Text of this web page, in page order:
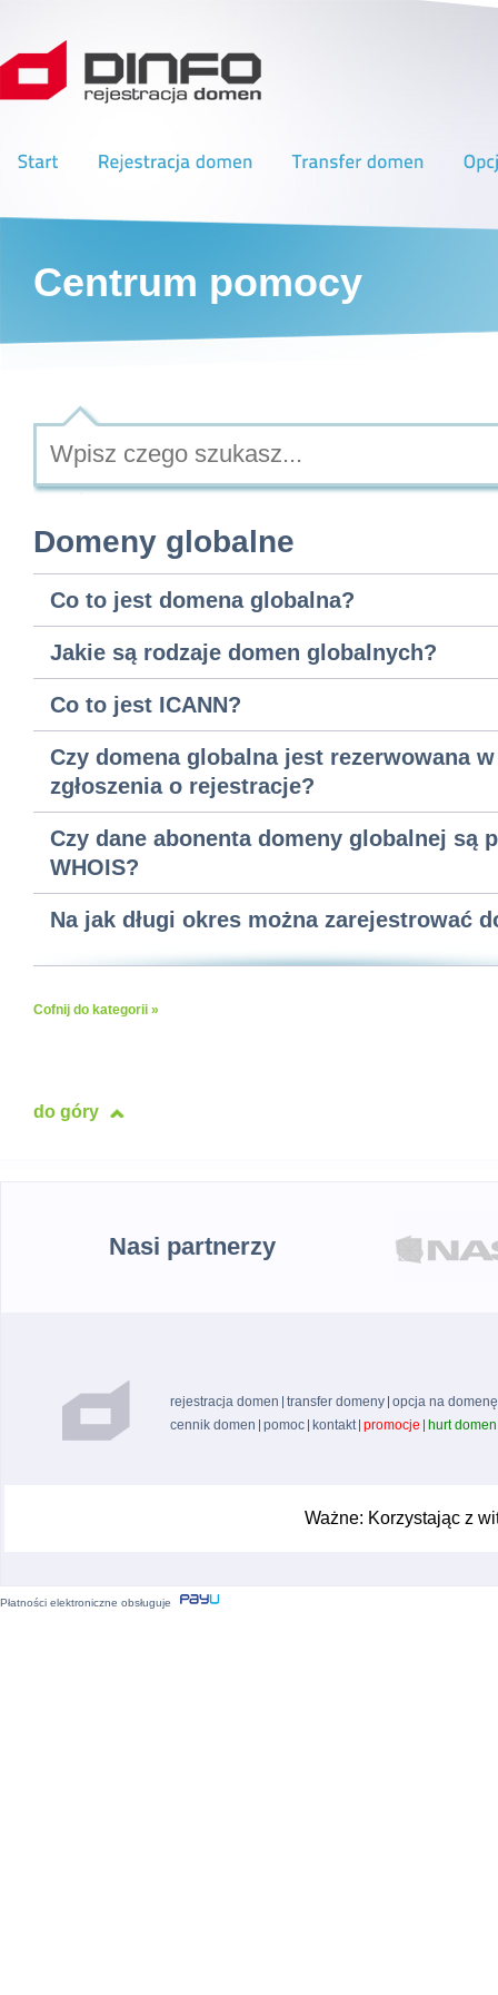
Centrum pomocy
Domeny globalne
Co to jest domena globalna?
Jakie są rodzaje domen globalnych?
Co to jest ICANN?
Czy domena globalna jest rezerwowana
zgłoszenia o rejestracje?
Czy dane abonenta domeny globalnej są
WHOIS?
Na jak długi okres można zarejestrować
Cofnij do kategorii »
do góry
Nasi partnerzy
rejestracja domen transfer domeny opcja na domenę
cennik domen pomoc kontakt promocje hurt domen
Ważne: Korzystając z
Płatności elektroniczne obsługuje